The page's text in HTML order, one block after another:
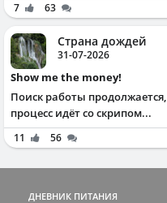
7 63
Страна дождей
31-07-2026
Show me the money!
Поиск работы продолжается,
процесс идёт со скрипом...
11 56
ДНЕВНИК ПИТАНИЯ